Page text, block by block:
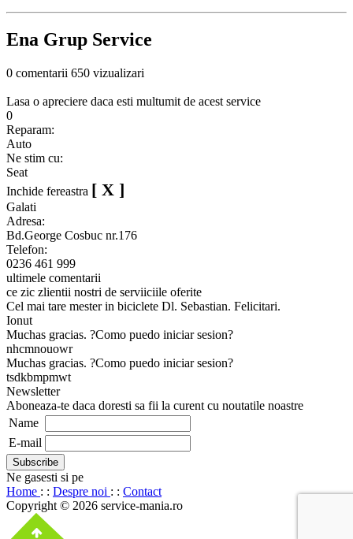
Ena Grup Service
0 comentarii 650 vizualizari
Lasa o apreciere daca esti multumit de acest service
0
Reparam:
Auto
Ne stim cu:
Seat
Inchide fereastra [ X ]
Galati
Adresa:
Bd.George Cosbuc nr.176
Telefon:
0236 461 999
ultimele comentarii
ce zic zlientii nostri de serviiciile oferite
Cel mai tare mester in biciclete Dl. Sebastian. Felicitari.
Ionut
Muchas gracias. ?Como puedo iniciar sesion?
nhcmnouowr
Muchas gracias. ?Como puedo iniciar sesion?
tsdkbmpmwt
Newsletter
Aboneaza-te daca doresti sa fii la curent cu noutatile noastre
Name
E-mail
Ne gasesti si pe
Home : : Despre noi : : Contact
Copyright © 2026 service-mania.ro